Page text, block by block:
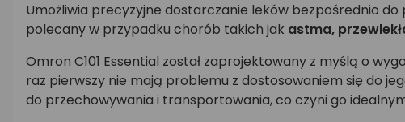
Umożliwia precyzyjne dostarczanie leków bezpośrednio do
polecany w przypadku chorób takich jak astma,
Omron C101 Essential został zaprojektowany z myślą o
raz pierwszy nie mają problemu z dostosowaniem się do
do przechowywania i transportowania, co czyni go